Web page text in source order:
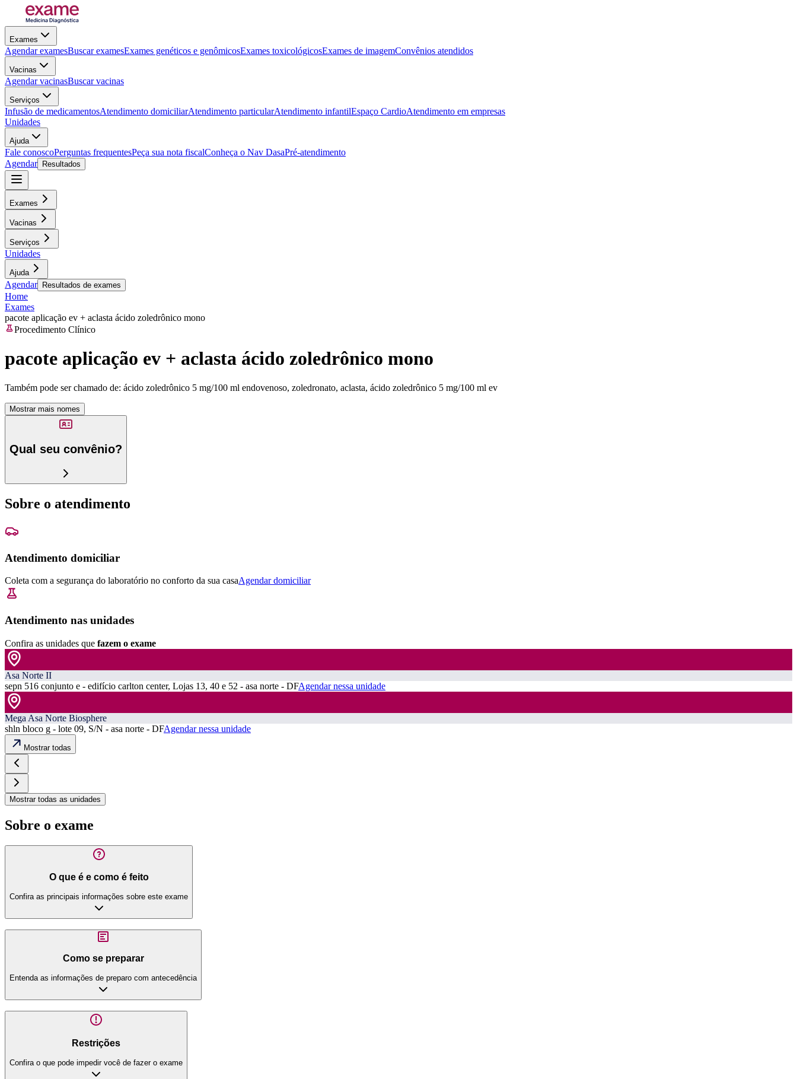
Exames
Agendar examesBuscar examesExames genéticos e genômicosExames toxicológicosExames de imagemConvênios atendidos
Vacinas
Agendar vacinasBuscar vacinas
Serviços
Infusão de medicamentosAtendimento domiciliarAtendimento particularAtendimento infantilEspaço CardioAtendimento em empresas
Unidades
Ajuda
Fale conoscoPerguntas frequentesPeça sua nota fiscalConheça o Nav DasaPré-atendimento
Agendar
Resultados
Exames
Vacinas
Serviços
Unidades
Ajuda
Agendar Resultados de exames
Home
Exames
pacote aplicação ev + aclasta ácido zoledrônico mono
Procedimento Clínico
pacote aplicação ev + aclasta ácido zoledrônico mono
Também pode ser chamado de: ácido zoledrônico 5 mg/100 ml endovenoso, zoledronato, aclasta, ácido zoledrônico 5 mg/100 ml ev
Mostrar mais nomes
Qual seu convênio?
Sobre o atendimento
Atendimento domiciliar
Coleta com a segurança do laboratório no conforto da sua casaAgendar domiciliar
Atendimento nas unidades
Confira as unidades que fazem o exame
Asa Norte II
sepn 516 conjunto e - edifício carlton center, Lojas 13, 40 e 52 - asa norte - DFAgendar nessa unidade
Mega Asa Norte Biosphere
shln bloco g - lote 09, S/N - asa norte - DFAgendar nessa unidade
Mostrar todas
Mostrar todas as unidades
Sobre o exame
O que é e como é feito
Confira as principais informações sobre este exame
Como se preparar
Entenda as informações de preparo com antecedência
Restrições
Confira o que pode impedir você de fazer o exame